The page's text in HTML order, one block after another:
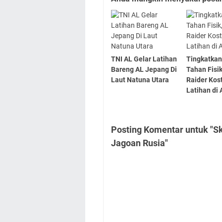
TNI AL Gelar Latihan
Bareng AL Jepang Di
Laut Natuna Utara
Tahan
Raider
Latihan di
Posting Komentar untuk
Jagoan Rusia"